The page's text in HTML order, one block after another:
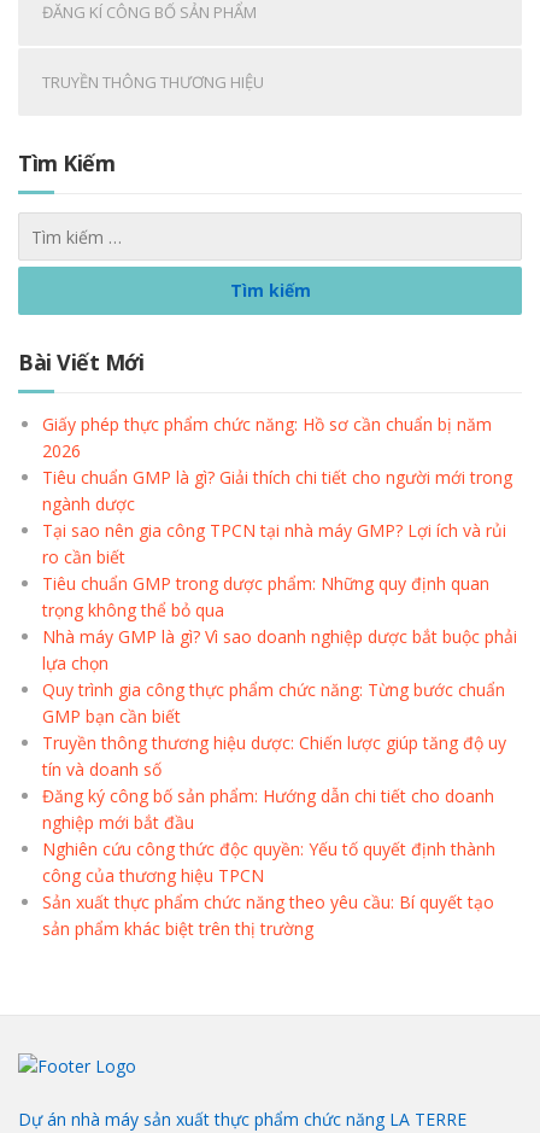
ĐĂNG KÍ CÔNG BỐ SẢN PHẨM
TRUYỀN THÔNG THƯƠNG HIỆU
Tìm Kiếm
Bài Viết Mới
Giấy phép thực phẩm chức năng: Hồ sơ cần chuẩn bị năm
2026
Tiêu chuẩn GMP là gì? Giải thích chi tiết cho người mới trong
ngành dược
Tại sao nên gia công TPCN tại nhà máy GMP? Lợi ích và rủi
ro cần biết
Tiêu chuẩn GMP trong dược phẩm: Những quy định quan
trọng không thể bỏ qua
Nhà máy GMP là gì? Vì sao doanh nghiệp dược bắt buộc phải
lựa chọn
Quy trình gia công thực phẩm chức năng: Từng bước chuẩn
GMP bạn cần biết
Truyền thông thương hiệu dược: Chiến lược giúp tăng độ uy
tín và doanh số
Đăng ký công bố sản phẩm: Hướng dẫn chi tiết cho doanh
nghiệp mới bắt đầu
Nghiên cứu công thức độc quyền: Yếu tố quyết định thành
công của thương hiệu TPCN
Sản xuất thực phẩm chức năng theo yêu cầu: Bí quyết tạo
sản phẩm khác biệt trên thị trường
Dự án nhà máy sản xuất thực phẩm chức năng LA TERRE